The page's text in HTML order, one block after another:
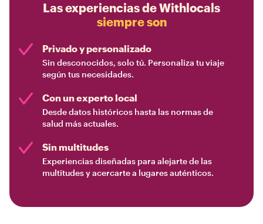
Las experiencias de Withlocals
siempre son
Privado y personalizado
Sin desconocidos, solo tú. Personaliza tu viaje
según tus necesidades.
Con un experto local
Desde datos históricos hasta las normas de
salud más actuales.
Sin multitudes
Experiencias diseñadas para alejarte de las
multitudes y acercarte a lugares auténticos.